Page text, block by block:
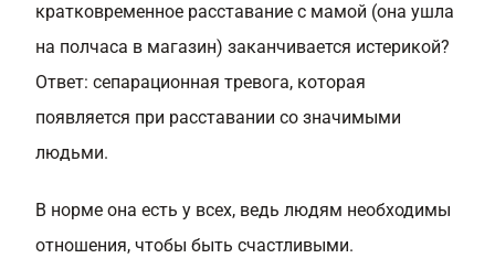
кратковременное расставание с мамой (она ушла
на полчаса в магазин) заканчивается истерикой?
Ответ: сепарационная тревога, которая
появляется при расставании со значимыми
людьми.
В норме она есть у всех, ведь людям необходимы
отношения, чтобы быть счастливыми.